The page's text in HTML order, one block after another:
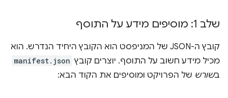
שלב 1: מוסיפים מידע על התוסף
קובץ ה-JSON של המניפסט הוא הקובץ היחיד הנדרש. הוא
מכיל מידע חשוב על התוסף. יוצרים קובץ manifest.json
בשורש של הפרויקט ומוסיפים את הקוד הבא: